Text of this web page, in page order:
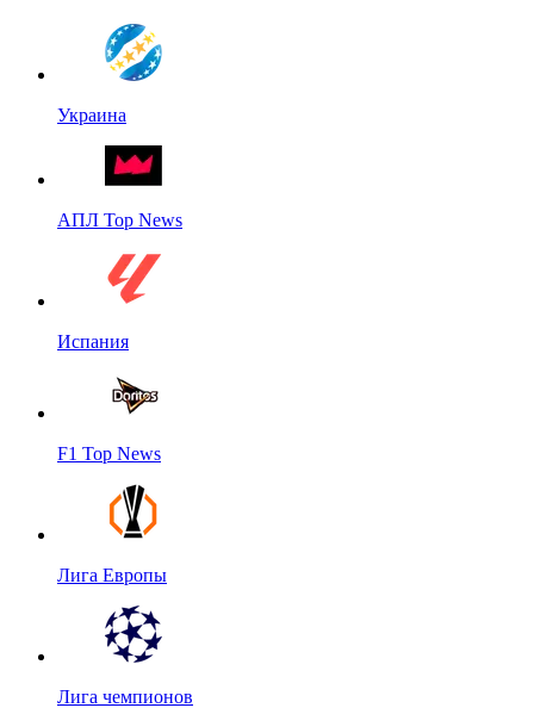
Украина
АПЛ Top News
Испания
F1 Top News
Лига Европы
Лига чемпионов